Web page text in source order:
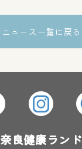
ニュース一覧に戻る
奈良健康ランド